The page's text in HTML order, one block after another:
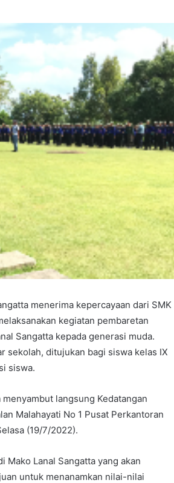
menerima kepercayaan dari SMK
kegiatan pembaretan
Sangatta kepada generasi muda.
sekolah, ditujukan bagi siswa kelas IX
siswa.
langsung Kedatangan
Malahayati No 1 Pusat Perkantoran
(19/7/2022).
Mako Lanal Sangatta yang akan
untuk menanamkan nilai-nilai